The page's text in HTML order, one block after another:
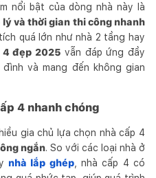
nổi bật của dòng nhà này là
và thời gian thi công nhanh
quá lớn như nhà 2 tầng hay
4 đẹp 2025 vẫn đáp ứng đầy
và mang đến không gian
4 nhanh chóng
gia chủ lựa chọn nhà cấp 4
ngắn. So với các loại nhà ở
nhà lắp ghép, nhà cấp 4 có